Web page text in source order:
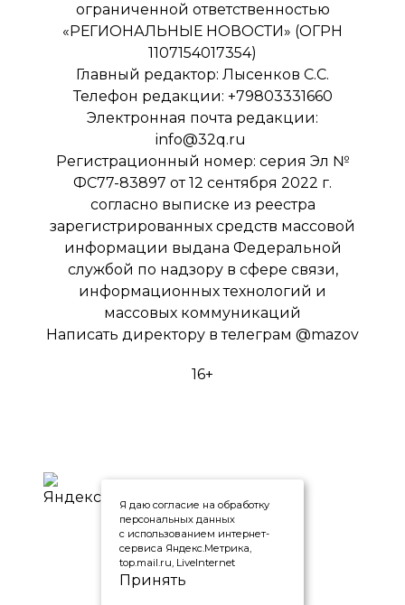
ограниченной ответственностью
«РЕГИОНАЛЬНЫЕ НОВОСТИ» (ОГРН
1107154017354)
Главный редактор: Лысенков С.С.
Телефон редакции: +79803331660
Электронная почта редакции:
info@32q.ru
Регистрационный номер: серия Эл №
ФС77-83897 от 12 сентября 2022 г.
согласно выписке из реестра
зарегистрированных средств массовой
информации выдана Федеральной
службой по надзору в сфере связи,
информационных технологий и
массовых коммуникаций
Написать директору в телеграм @mazov
16+
Я даю согласие на обработку
персональных данных
с использованием интернет-
сервиса Яндекс.Метрика,
top.mail.ru, LiveInternet
Принять